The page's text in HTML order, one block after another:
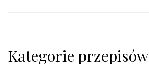
Kategorie przepisów